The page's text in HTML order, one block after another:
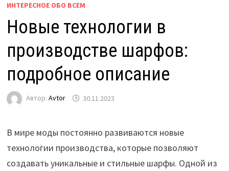
ИНТЕРЕСНОЕ ОБО ВСЕМ
Новые технологии в
производстве шарфов:
подробное описание
Автор: Avtor 30.11.2023
В мире моды постоянно развиваются новые
технологии производства, которые позволяют
создавать уникальные и стильные шарфы. Одной из